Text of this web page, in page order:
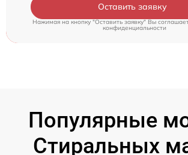
Оставить заявку
Нажимая на кнопку "Оставить заявку" Вы
конфиденциальности
Популярные
Стиральных